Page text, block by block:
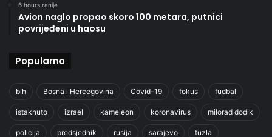
6 hours ranije
Avion naglo propao skoro 100 metara, putnici
povrijeđeni u haosu
Popularno
bih Bosna i Hercegovina Covid-19 fokus fudbal
istaknuto izrael kameleon koronavirus milorad dodik
policija predsjednik rusija sarajevo tuzla